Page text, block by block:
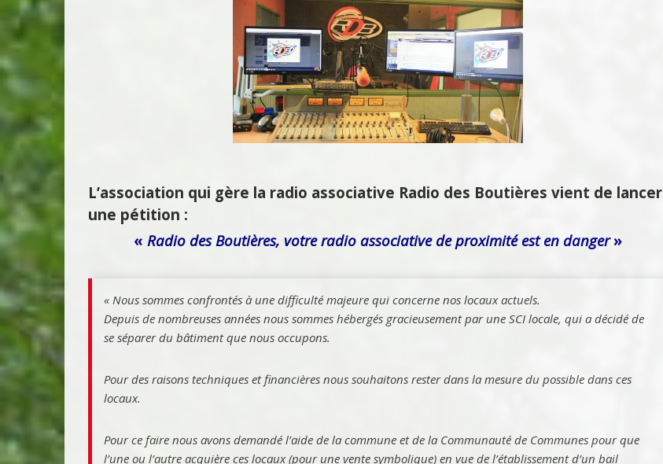
L’association qui gère la radio associative Radio des Boutières vient de lancer
une pétition :
« Radio des Boutières, votre radio associative de proximité est en danger»
« Nous sommes confrontés à une difficulté majeure qui concerne nos locaux actuels.
Depuis de nombreuses années nous sommes hébergés gracieusement par une SCI locale, qui a décidé de
se séparer du bâtiment que nous occupons.
Pour des raisons techniques et financières nous souhaitons rester dans la mesure du possible dans ces
locaux.
Pour ce faire nous avons demandé l’aide de la commune et de la Communauté de Communes pour que
l’une ou l’autre acquière ces locaux (pour une vente symbolique) en vue de l’établissement d’un bail